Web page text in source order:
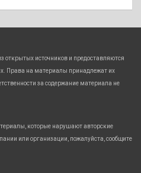
открытых источников и предоставляются
Права на материалы принадлежат их
за содержание материала не
которые нарушают авторские
или организации, пожалуйста, сообщите